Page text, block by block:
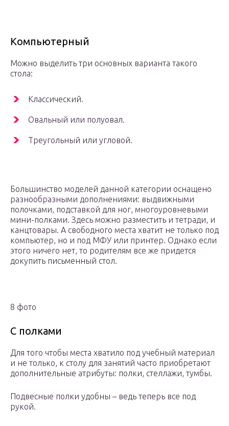
Компьютерный
Можно выделить три основных варианта такого
стола:
Классический.
Овальный или полуовал.
Треугольный или угловой.
Большинство моделей данной категории оснащено
разнообразными дополнениями: выдвижными
полочками, подставкой для ног, многоуровневыми
мини-полками. Здесь можно разместить и тетради, и
канцтовары. А свободного места хватит не только под
компьютер, но и под МФУ или принтер. Однако если
этого ничего нет, то родителям все же придется
докупить письменный стол.
8 фото
С полками
Для того чтобы места хватило под учебный материал
и не только, к столу для занятий часто приобретают
дополнительные атрибуты: полки, стеллажи, тумбы.
Подвесные полки удобны – ведь теперь все под
рукой.